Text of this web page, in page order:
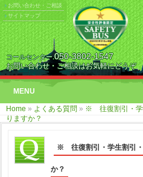
コールセンター.050-3802-1547
お問い合わせ・ご相談はお気軽にどうぞ
お問い合わせ・ご相談
サイトマップ
MENU
Home » よくある質問 » ※ 往復割引・学
りますか？
※ 往復割引・学生割引・
か？